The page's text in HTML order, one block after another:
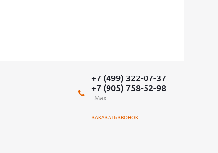
+7 (499) 322-07-37
+7 (905) 758-52-98
Max
ЗАКАЗАТЬ ЗВОНОК